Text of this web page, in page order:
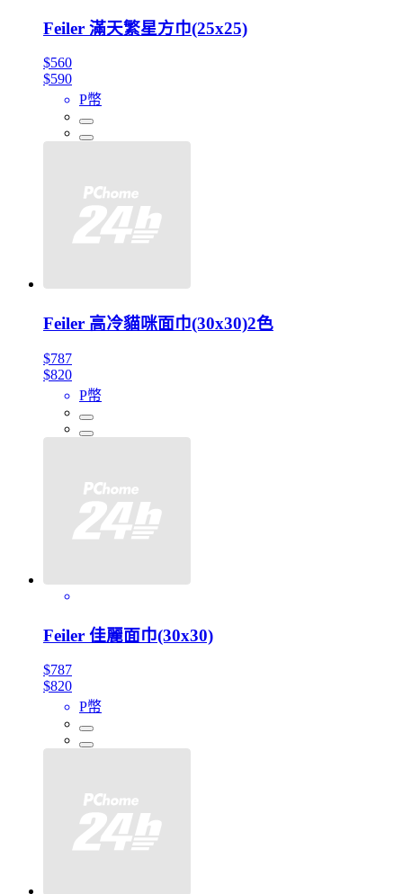
Feiler 滿天繁星方巾(25x25)
$560
$590
P幣
Feiler 高冷貓咪面巾(30x30)2色
$787
$820
P幣
Feiler 佳麗面巾(30x30)
$787
$820
P幣